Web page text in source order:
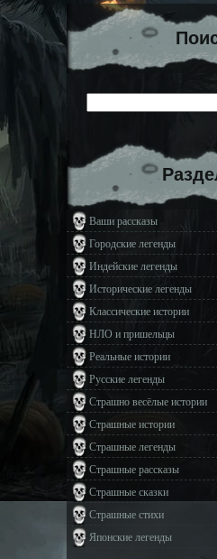
Ваши рассказы
Городские легенды
Индейские легенды
Исторические легенды
Классические истории
НЛО и пришельцы
Реальные истории
Русские легенды
Страшно весёлые истории
Страшные истории
Страшные легенды
Страшные рассказы
Страшные сказки
Страшные стихи
Японские легенды